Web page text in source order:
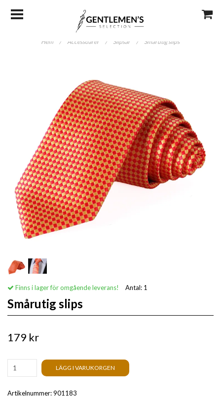
Hem / Accessoarer / Slipsar / Smårutig slips
Finns i lager för omgående leverans! Antal: 1
Smårutig slips
179 kr
LÄGG I VARUKORGEN
Artikelnummer:901183